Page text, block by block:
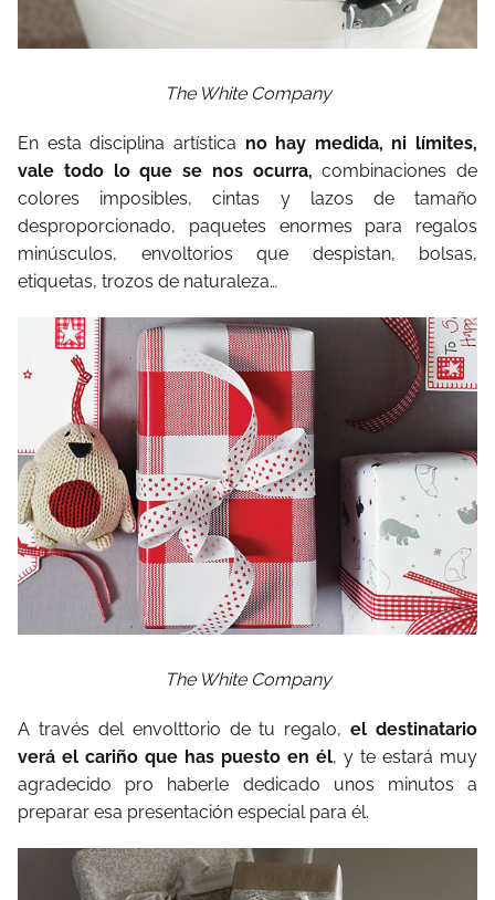
The White Company
En esta disciplina artística no hay medida, ni límites,
vale todo lo que se nos ocurra, combinaciones de
colores imposibles, cintas y lazos de tamaño
desproporcionado, paquetes enormes para regalos
minúsculos, envoltorios que despistan, bolsas,
etiquetas, trozos de naturaleza…
The White Company
A través del envolttorio de tu regalo,el destinatario
verá el cariño que has puesto en él, y te estará muy
agradecido pro haberle dedicado unos minutos a
preparar esa presentación especial para él.